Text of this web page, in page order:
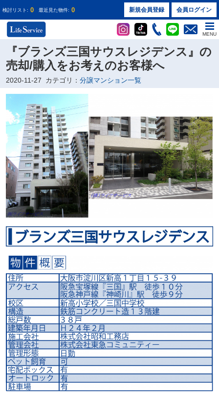
検討リスト: 0 最近見た物件: 0 新規会員登録 会員ログイン
MENU
『ブランズ三国サウスレジデンス』の
売却/購入をお考えのお客様へ
2020-11-27 カテゴリ： 分譲マンション一覧